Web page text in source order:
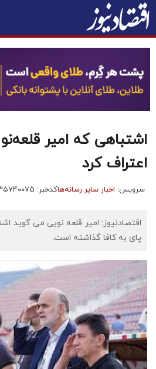
اشتباهی که امیر
اعتراف کرد
سرویس: اخبار سایر رسانه‌هاکدخبر: ۷۴۰۰۷۵
اقتصادنیوز: امیر قلعه نویی می گوید
پای به کافا گذاشته است.